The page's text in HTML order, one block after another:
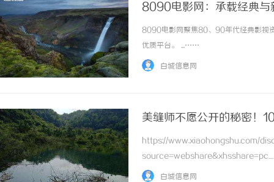
8090电影网：承载经典与
8090电影网聚焦80、90年代经典影视
优质平台。 ...……
白城信息网
美缝师不愿公开的秘密！
https://www.xiaohongshu.com/
白城信息网